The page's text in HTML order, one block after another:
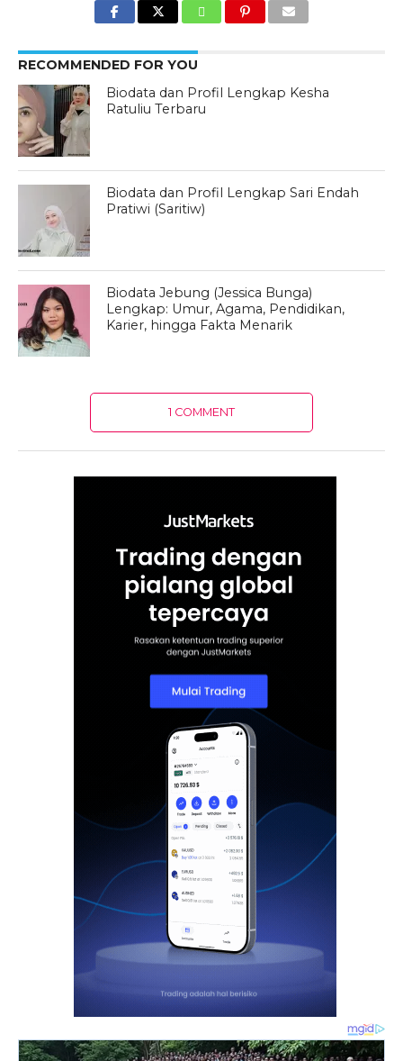
RECOMMENDED FOR YOU
Biodata dan Profil Lengkap Kesha
Ratuliu Terbaru
Biodata dan Profil Lengkap Sari Endah
Pratiwi (Saritiw)
Biodata Jebung (Jessica Bunga)
Lengkap: Umur, Agama, Pendidikan,
Karier, hingga Fakta Menarik
1 COMMENT